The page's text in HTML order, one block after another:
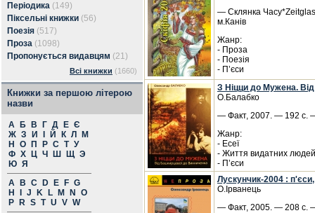
Періодика (149)
Піксельні книжки (56)
Поезія (517)
Проза (1098)
Пропонується видавцям (21)
Всі книжки (1660)
Книжки за першою літерою
назви
А Б В Г Д Е Є
Ж З И Й К Л
М
Н
О П Р С Т У
Ф Х Ц Ч Ш Щ Э
Ю Я
A
B C D E F G
H
J K L M N
O
P
R S T U V W
— Склянка
м.Канів
Жанр:
- Проза
- Поезія
- П’єси
З Ніцци до Мужена.
О.Балабко
— Факт, 2007. — 192 с.
Жанр:
- Есеї
- Життя видатних людей
- П’єси
Лускунчик-2004 : п'єси,
О.Ірванець
— Факт, 2005. — 208 с.